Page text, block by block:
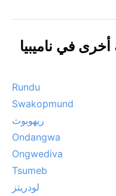
في ناميبيا
Rundu
Swakopmund
ريهوبوث
Ondangwa
Ongwediva
Tsumeb
لودريتز